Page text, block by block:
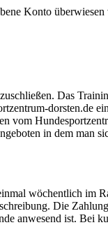
Konto
Das
dorsten.de
vom
in dem man
wöchentlich im
Die
anwesend ist. Bei